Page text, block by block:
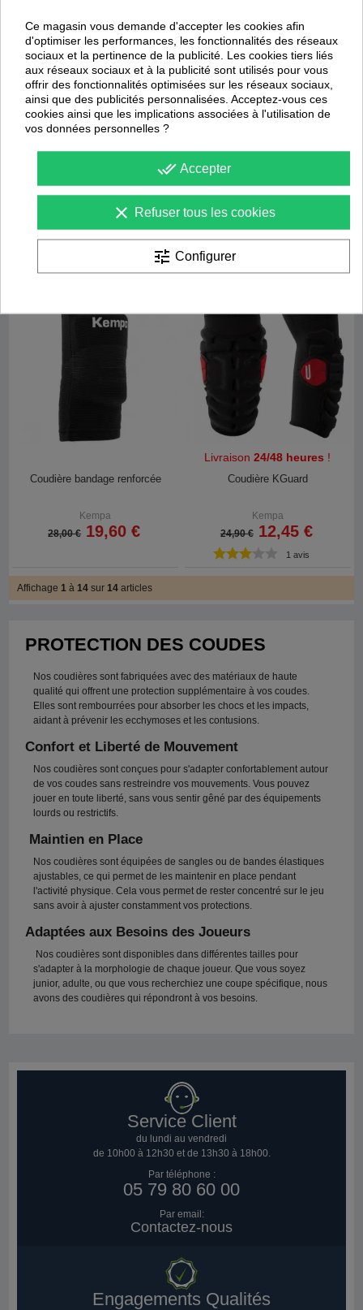
19,90 € 24,90 €
Promotion
30%
Coudière bandage renforcée
Kempa
28,00 € 19,60 €
Promotion
Livraison24/48 heures !
Coudière KGuard
Kempa
24,90 € 12,45 €
1 avis
Affichage1à14sur14articles
PROTECTION DES COUDES
Nos coudières sont fabriquées avec des matériaux de haute
qualité qui offrent une protection supplémentaire à vos coudes.
Elles sont rembourrées pour absorber les chocs et les impacts,
aidant à prévenir les ecchymoses et les contusions.
Confort et Liberté de Mouvement
Nos coudières sont conçues pour s'adapter confortablement autour
de vos coudes sans restreindre vos mouvements. Vous pouvez
jouer en toute liberté, sans vous sentir gêné par des équipements
lourds ou restrictifs.
Maintien en Place
Nos coudières sont équipées de sangles ou de bandes élastiques
ajustables, ce qui permet de les maintenir en place pendant
l'activité physique. Cela vous permet de rester concentré sur le jeu
sans avoir à ajuster constamment vos protections.
Adaptées aux Besoins des Joueurs
Nos coudières sont disponibles dans différentes tailles pour
s'adapter à la morphologie de chaque joueur. Que vous soyez
junior, adulte, ou que vous recherchiez une coupe spécifique, nous
avons des coudières qui répondront à vos besoins.
Service Client
du lundi au vendredi
de 10h00 à 12h30 et de 13h30 à 18h00.
Par téléphone :
05 79 80 60 00
Par email:
Contactez-nous
Engagements Qualités
Ce magasin vous demande d'accepter les cookies afin
d'optimiser les performances, les fonctionnalités des réseaux
sociaux et la pertinence de la publicité. Les cookies tiers liés
aux réseaux sociaux et à la publicité sont utilisés pour vous
offrir des fonctionnalités optimisées sur les réseaux sociaux,
ainsi que des publicités personnalisées. Acceptez-vous ces
cookies ainsi que les implications associées à l'utilisation de
vos données personnelles ?
done_all Accepter
clear Refuser tous les cookies
tune Configurer